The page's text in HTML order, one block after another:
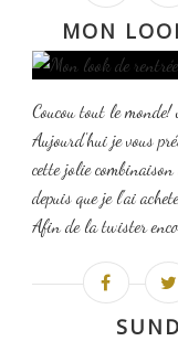
MON
Coucou tout le monde!
Aujourd'hui je vous
cette jolie
depuis que je l'ai
Afin de la twister